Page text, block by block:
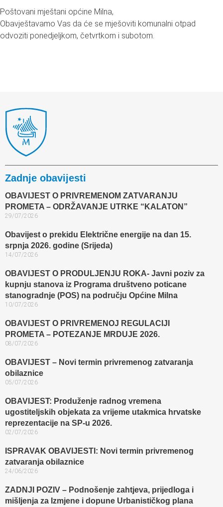
Poštovani mještani općine Milna,
Obavještavamo Vas da će se mješoviti komunalni otpad
odvoziti ponedjeljkom, četvrtkom i subotom.
Zadnje obavijesti
OBAVIJEST O PRIVREMENOM ZATVARANJU
PROMETA – ODRŽAVANJE UTRKE “KALATON”
29/07/2026
Obavijest o prekidu Električne energije na dan 15.
srpnja 2026. godine (Srijeda)
14/07/2026
OBAVIJEST O PRODULJENJU ROKA- Javni poziv za
kupnju stanova iz Programa društveno poticane
stanogradnje (POS) na području Općine Milna
10/07/2026
OBAVIJEST O PRIVREMENOJ REGULACIJI
PROMETA – POTEZANJE MRDUJE 2026.
08/07/2026
OBAVIJEST – Novi termin privremenog zatvaranja
obilaznice​
05/07/2026
OBAVIJEST: Produženje radnog vremena
ugostiteljskih objekata za vrijeme utakmica hrvatske
reprezentacije na SP-u 2026.
02/07/2026
ISPRAVAK OBAVIJESTI: Novi termin privremenog
zatvaranja obilaznice​
24/06/2026
ZADNJI POZIV – Podnošenje zahtjeva, prijedloga i
mišljenja za Izmjene i dopune Urbanističkog plana